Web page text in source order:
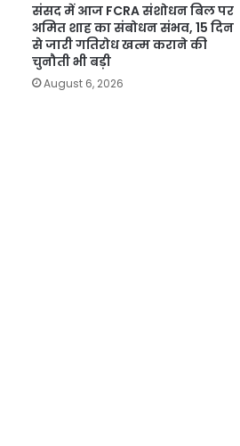
संसद में आज FCRA संशोधन बिल पर
अमित शाह का संबोधन संभव, 15 दिन
से जारी गतिरोध खत्म कराने की
चुनौती भी बड़ी
August 6, 2026